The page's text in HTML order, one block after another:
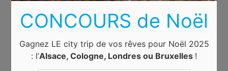
CONCOURS de Noël
Gagnez LE city trip de vos rêves pour Noël 2025
: l’Alsace, Cologne, Londres ou Bruxelles !